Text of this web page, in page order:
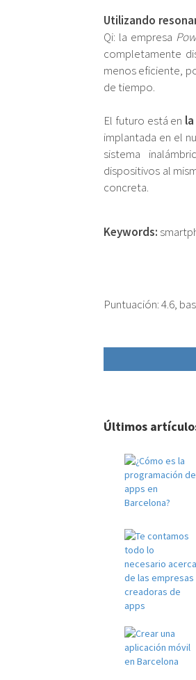
Utilizando
Qi: la empresa
completamente
menos eficiente,
de tiempo.
El futuro está en
implantada en el
sistema
dispositivos al
concreta.
Keywords:
Puntuación:4.6,
Últimos